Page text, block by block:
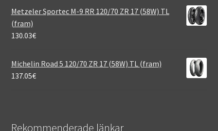
Metzeler Sportec M-9 RR 120/70 ZR 17 (58W) TL
(fram)
130.03€
Michelin Road 5 120/70 ZR 17 (58W) TL (fram)
137.05€
Rekommenderade länkar